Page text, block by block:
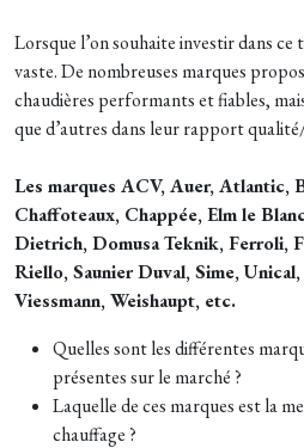
Lorsque l’on souhaite investir dans ce
vaste. De nombreuses marques
chaudières performants et fiables,
que d’autres dans leur rapport
Les marques ACV, Auer, Atlantic,
Chaffoteaux, Chappée, Elm le
Dietrich, Domusa Teknik, Ferroli,
Riello, Saunier Duval, Sime,
Viessmann, Weishaupt, etc.
Quelles sont les différentes
présentes sur le marché ?
Laquelle de ces marques est la
chauffage ?